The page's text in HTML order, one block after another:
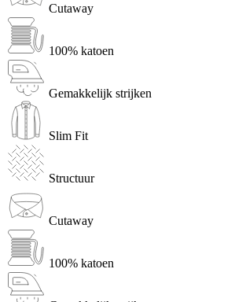
Cutaway
100% katoen
Gemakkelijk strijken
Slim Fit
Structuur
Cutaway
100% katoen